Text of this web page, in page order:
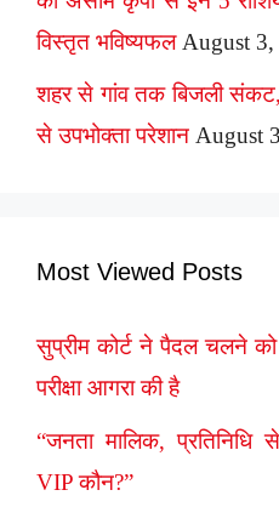
विस्तृत भविष्यफल August
शहर से गांव तक बिजली संकट,
से उपभोक्ता परेशान August
Most Viewed Posts
सुप्रीम कोर्ट ने पैदल चलने
परीक्षा आगरा की है
“जनता मालिक,
VIP कौन?”